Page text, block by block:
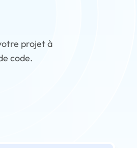
projet à
code.